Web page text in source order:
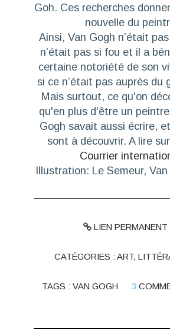
Goh. Ces recherches
nouvelle du
Ainsi, Van Gogh n’était
n’était pas si fou et il a
certaine notoriété de son
si ce n’était pas auprès du
Mais surtout, ce qu'on
qu'en plus d'être un
Gogh savait aussi écrire,
sont à découvrir. A lire
Courrier
Illustration: Le Semeur,
LIEN PERMANENT
CATÉGORIES : ART,
TAGS :VAN GOGH 3